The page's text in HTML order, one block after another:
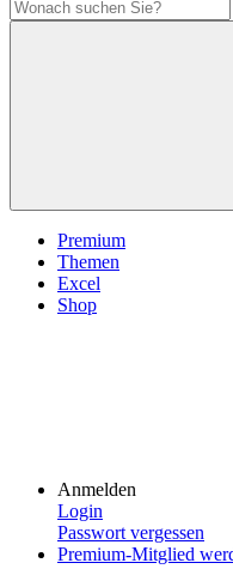
Premium
Themen
Excel
Shop
Anmelden
Login
Passwort vergessen
Premium-Mitglied